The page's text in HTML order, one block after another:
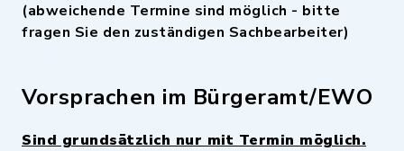
(abweichende Termine sind möglich - bitte
fragen Sie den zuständigen Sachbearbeiter)
Vorsprachen im Bürgeramt/EWO
Sind grundsätzlich nur mit Termin möglich.